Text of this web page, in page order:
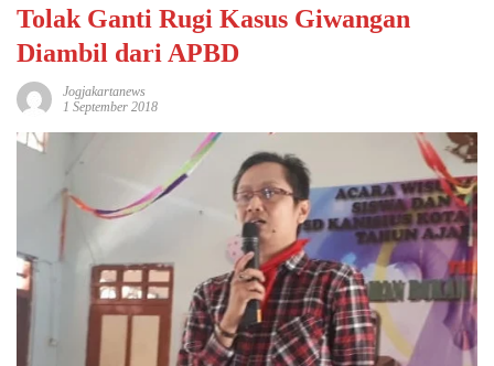
Tolak Ganti Rugi Kasus Giwangan
Diambil dari APBD
Jogjakartanews
1 September 2018